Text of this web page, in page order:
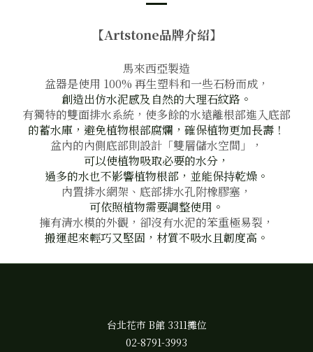
【Artstone品牌介紹】
馬來西亞製造
盆器是使用 100% 再生塑料和一些石粉而成，
創造出仿水泥感及自然的大理石紋路。
有獨特的雙面排水系統，使多餘的水遠離根部進入底部
的蓄水庫，避免植物根部腐爛，確保植物更加長壽！
盆內的內側底部則設計「雙層儲水空間」，
可以使植物吸取必要的水分，
過多的水也不影響植物根部，並能保持乾燥。
內置排水網架、底部排水孔附橡膠塞，
可依照植物需要調整使用。
擁有清水模的外觀，卻沒有水泥的笨重極易裂，
搬運起來輕巧又堅固，材質不吸水且韌度高。
台北花市 B館 3311攤位
02-8791-3993